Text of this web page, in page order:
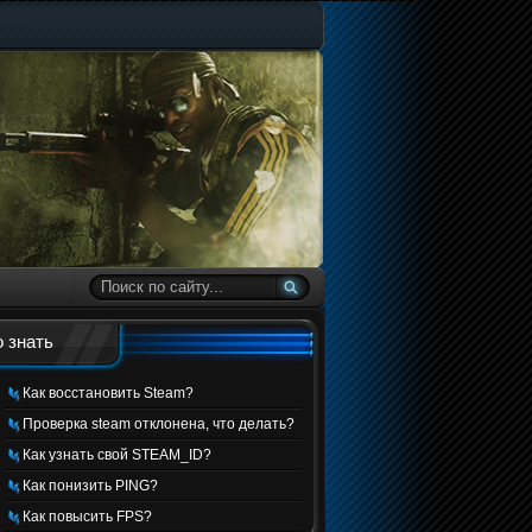
знать
Как восстановить Steam?
Проверка steam отклонена, что делать?
Как узнать свой STEAM_ID?
Как понизить PING?
Как повысить FPS?